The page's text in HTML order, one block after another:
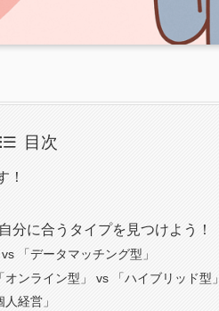
目次
！
分に合うタイプを見つけよう！
「データマッチング型」
ンライン型」 vs 「ハイブリッド型」
経営」